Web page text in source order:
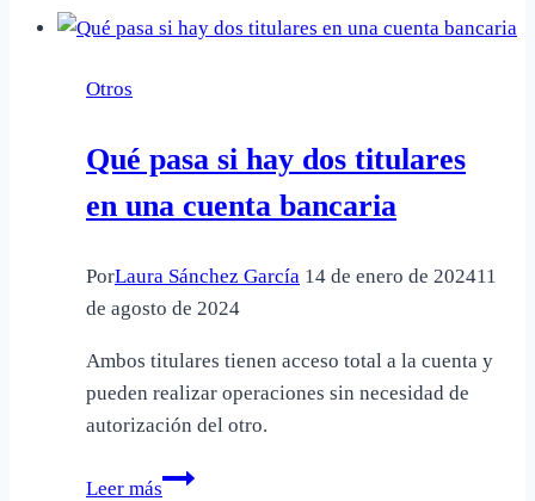
días
naturales
Otros
Qué pasa si hay dos titulares
en una cuenta bancaria
PorLaura Sánchez García 14 de enero de 202411
de agosto de 2024
Ambos titulares tienen acceso total a la cuenta y
pueden realizar operaciones sin necesidad de
autorización del otro.
Leer más
Qué